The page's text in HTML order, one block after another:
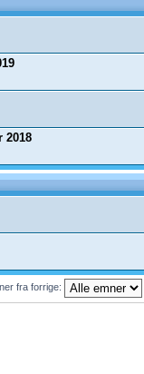
2018
fra forrige: